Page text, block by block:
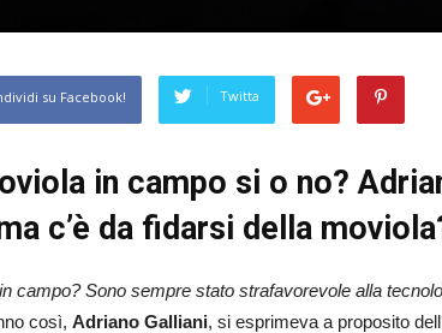
su Facebook! Twitta
in campo si o no?
c’è da fidarsi della
campo? Sono sempre stato strafavorevole alla
così, Adriano Galliani, si esprimeva a proposito dell